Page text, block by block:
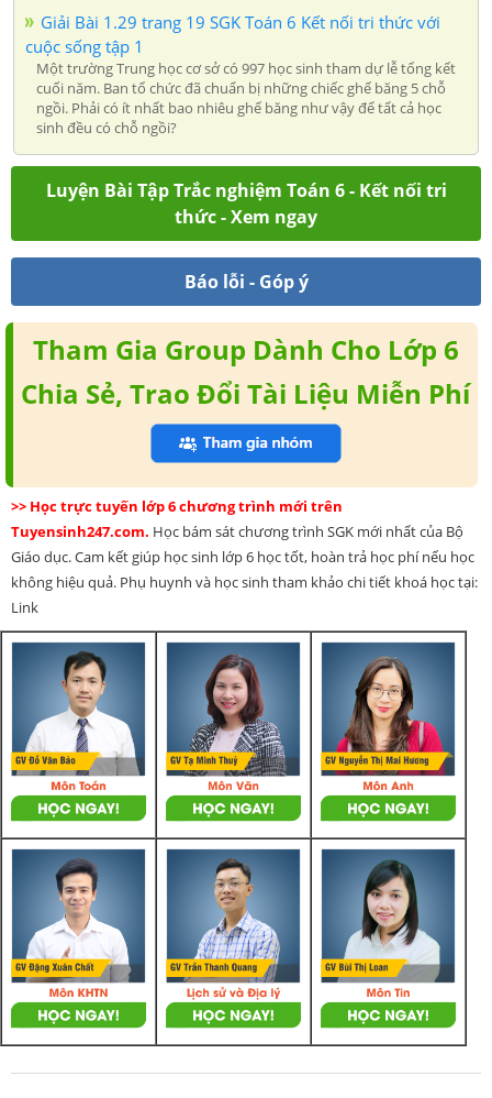
Giải Bài 1.29 trang 19 SGK Toán 6 Kết nối tri thức với
cuộc sống tập 1
Một trường Trung học cơ sở có 997 học sinh tham dự lễ tổng kết
cuối năm. Ban tổ chức đã chuẩn bị những chiếc ghế băng 5 chỗ
ngồi. Phải có ít nhất bao nhiêu ghế băng như vậy để tất cả học
sinh đều có chỗ ngồi?
Luyện Bài Tập Trắc nghiệm Toán 6 - Kết nối tri
thức - Xem ngay
Báo lỗi - Góp ý
Tham Gia Group Dành Cho Lớp 6
Chia Sẻ, Trao Đổi Tài Liệu Miễn Phí
>> Học trực tuyến lớp 6 chương trình mới trên
Tuyensinh247.com. Học bám sát chương trình SGK mới nhất của Bộ
Giáo dục. Cam kết giúp học sinh lớp 6 học tốt, hoàn trả học phí nếu học
không hiệu quả. Phụ huynh và học sinh tham khảo chi tiết khoá học tại:
Link